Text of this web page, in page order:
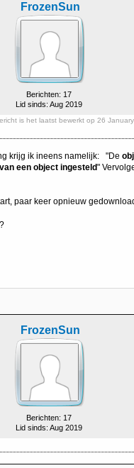
FrozenSun
Berichten: 17
Lid sinds: Aug 2019
is het laatst bewerkt op 26
krijg ik ineens namelijk: "De
een object ingesteld"
paar keer opnieuw
FrozenSun
Berichten: 17
Lid sinds: Aug 2019